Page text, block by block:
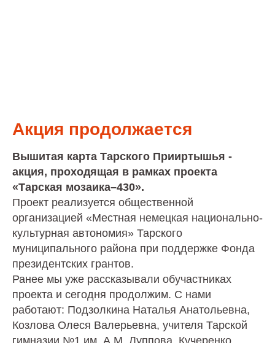
Акция продолжается
Вышитая карта Тарского Прииртышья -
акция, проходящая в рамках проекта
«Тарская мозаика–430».
Проект реализуется общественной
организацией «Местная немецкая национально-
культурная автономия» Тарского
муниципального района при поддержке Фонда
президентских грантов.
Ранее мы уже рассказывали обучастниках
проекта и сегодня продолжим. С нами
работают: Подзолкина Наталья Анатольевна,
Козлова Олеся Валерьевна, учителя Тарской